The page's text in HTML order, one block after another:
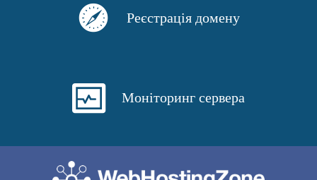
Реєстрація домену
Моніторинг сервера